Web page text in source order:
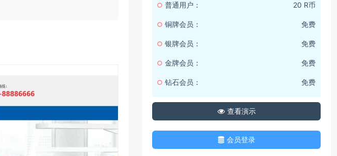
普通用户： 20 R币
铜牌会员： 免费
银牌会员： 免费
金牌会员： 免费
钻石会员： 免费
查看演示
会员登录